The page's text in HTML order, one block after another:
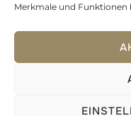
Merkmale und
E-Mail:
Telefon: +49 170 938
Copyright ©